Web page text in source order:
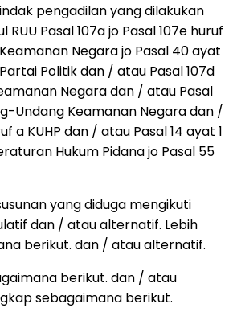
pengadilan yang dilakukan
Pasal 107a jo Pasal 107e huruf
Negara jo Pasal 40 ayat
Politik dan / atau Pasal 107d
Negara dan / atau Pasal
Undang Keamanan Negara dan /
a KUHP dan / atau Pasal 14 ayat 1
Hukum Pidana jo Pasal 55
yang diduga mengikuti
dan / atau alternatif. Lebih
berikut. dan / atau alternatif.
berikut. dan / atau
sebagaimana berikut.